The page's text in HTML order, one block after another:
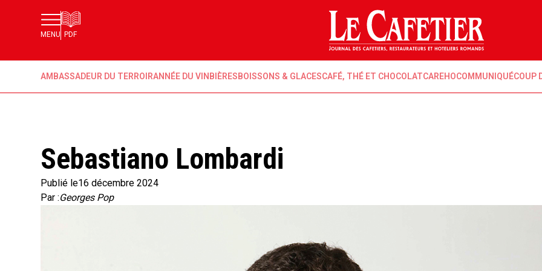
MENU PDF
AMBASSADEUR DU TERROIRANNÉE DU VIN BIÈRESBOISSONS & GLACESCAFÉ, THÉ ET CHOCOLATCAREHOCOMMUNIQUÉCOUP
Sebastiano Lombardi
Publié le16 décembre 2024
Par :Georges Pop